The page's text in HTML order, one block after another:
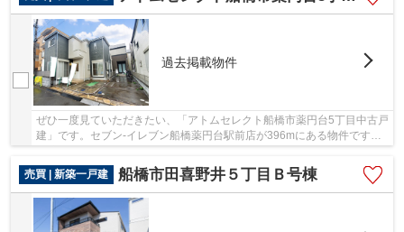
過去掲載物件
ぜひ一度見ていただきたい、「アトムセレクト船橋市薬円台5丁目中古戸
建」です。セブン-イレブン船橋薬円台駅前店が396mにある物件です。
売買 | 新築一戸建
船橋市田喜野井５丁目Ｂ号棟